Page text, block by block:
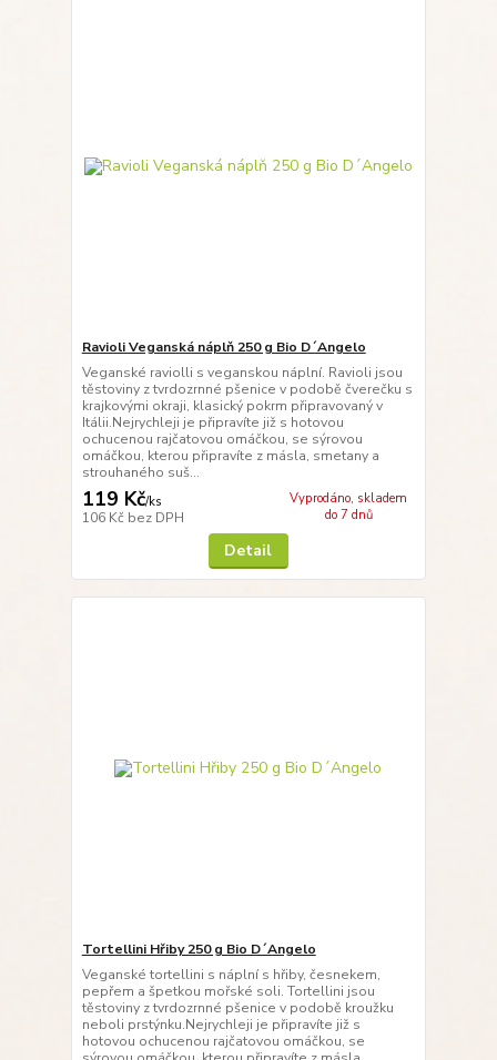
Ravioli Veganská náplň 250 g Bio D´Angelo
Veganské raviolli s veganskou náplní. Ravioli jsou
těstoviny z tvrdozrnné pšenice v podobě čverečku s
krajkovými okraji, klasický pokrm připravovaný v
Itálii.Nejrychleji je připravíte již s hotovou
ochucenou rajčatovou omáčkou, se sýrovou
omáčkou, kterou připravíte z másla, smetany a
strouhaného suš...
119 Kč/ks
106 Kč bez DPH
Vyprodáno, skladem
do 7 dnů
Detail
Tortellini Hřiby 250 g Bio D´Angelo
Veganské tortellini s náplní s hřiby, česnekem,
pepřem a špetkou mořské soli. Tortellini jsou
těstoviny z tvrdozrnné pšenice v podobě kroužku
neboli prstýnku.Nejrychleji je připravíte již s
hotovou ochucenou rajčatovou omáčkou, se